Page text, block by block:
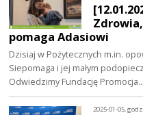
pomaga Adasiowi
Dzisiaj w Pożytecznych m.in.
Siepomaga i jej małym
Odwiedzimy Fundację Promocja…
2025-01-05,